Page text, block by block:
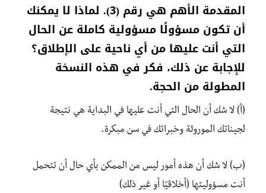
المقدمة الأهم هي رقم (3). لماذا لا يمكنك
أن تكون مسؤولًا مسؤولية كاملة عن الحال
التي أنت عليها من أي ناحية على الإطلاق؟
للإجابة عن ذلك، فكر في هذه النسخة
المطولة من الحجة.
(أ) لا شك أن الحال التي أنت عليها في البداية هي نتيجة
لجيناتك الموروثة وخبراتك في سن مبكرة.
(ب) لا شك أن هذه أمور ليس من الممكن بأي حال أن تتحمل
أنت مسؤوليتها (أخلاقيًا أو غير ذلك)